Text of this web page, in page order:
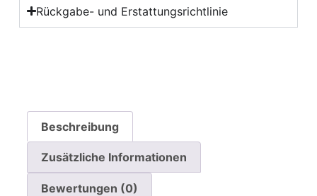
Rückgabe- und Erstattungsrichtlinie
Beschreibung
Zusätzliche Informationen
Bewertungen (0)